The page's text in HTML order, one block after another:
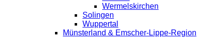
Wermelskirchen
Solingen
Wuppertal
Münsterland & Emscher-Lippe-Region